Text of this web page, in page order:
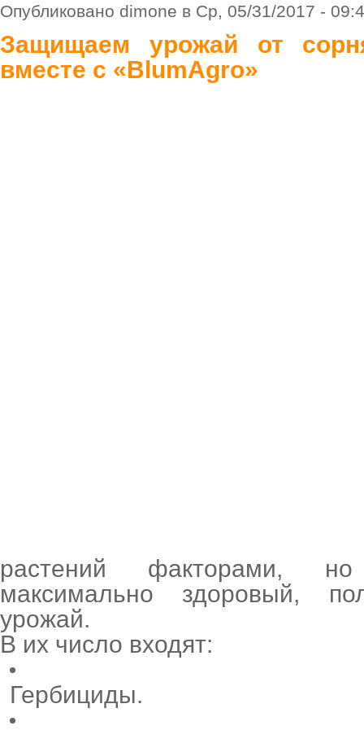
Опубликовано dimone в Ср, 05/31/2017 -
Защищаем урожай от
вместе с «BlumAgro»
растений факторами,
максимально здоровый,
урожай.
В их число входят:
Гербициды.